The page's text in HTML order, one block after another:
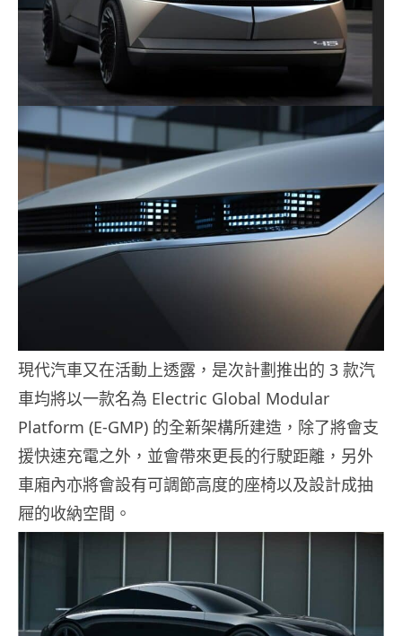
現代汽車又在活動上透露，是次計劃推出的 3 款汽
車均將以一款名為 Electric Global Modular
Platform (E-GMP) 的全新架構所建造，除了將會支
援快速充電之外，並會帶來更長的行駛距離，另外
車廂內亦將會設有可調節高度的座椅以及設計成抽
屜的收納空間。